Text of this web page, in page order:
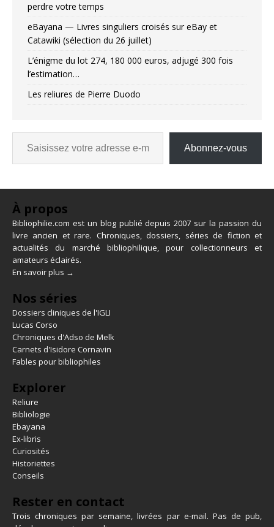
perdre votre temps
eBayana — Livres singuliers croisés sur eBay et
Catawiki (sélection du 26 juillet)
L’énigme du lot 274, 180 000 euros, adjugé 300 fois
l’estimation…
Les reliures de Pierre Duodo
Abonnez-vous
À propos
Bibliophilie.com est un blog publié depuis 2007 sur la passion du
livre ancien et rare. Chroniques, dossiers, séries de fiction et
actualités du marché bibliophilique, pour collectionneurs et
amateurs éclairés.
En savoir plus →
Nos séries
Dossiers cliniques de l'IGLI
Lucas Corso
Chroniques d'Adso de Melk
Carnets d'Isidore Cornavin
Fables pour bibliophiles
Explorer
Reliure
Bibliologie
Ebayana
Ex-libris
Curiosités
Historiettes
Conseils
Rester en contact
Trois chroniques par semaine, livrées par e-mail. Pas de pub,